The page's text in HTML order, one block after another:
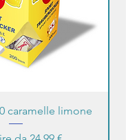
caramelle limone